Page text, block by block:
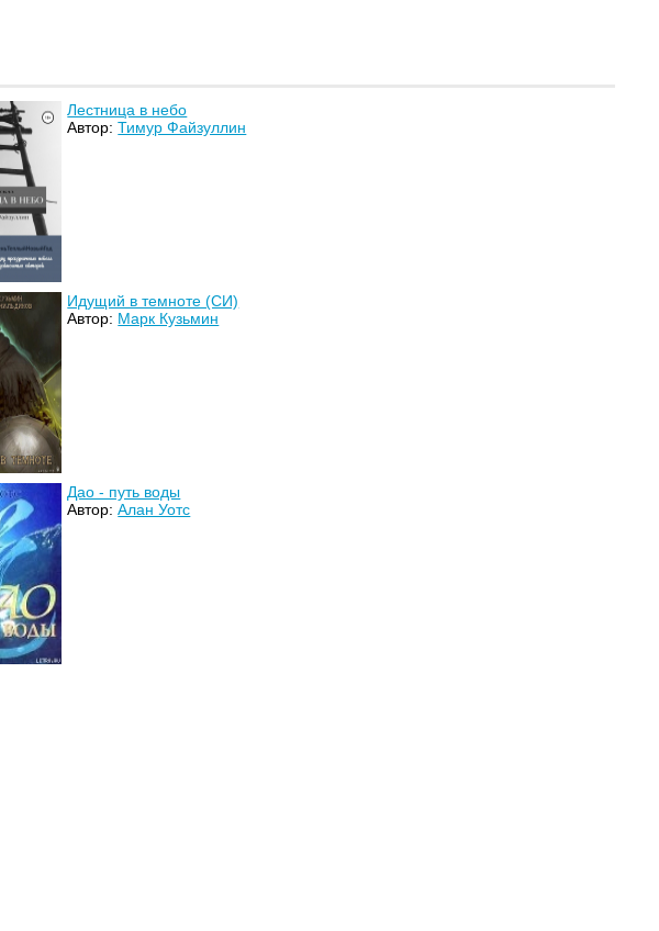
Лестница в небо
Автор:Тимур Файзуллин
Идущий в темноте (СИ)
Автор: Марк Кузьмин
Дао - путь воды
Автор:Алан Уотс